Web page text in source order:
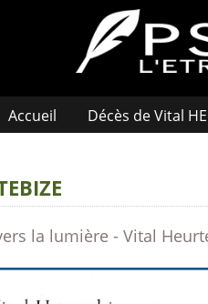
Accueil Décès de Vital
la lumière - Vital